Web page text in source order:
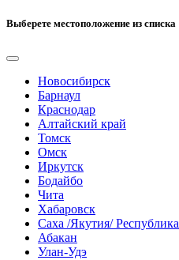
Выберете местоположение из списка
Новосибирск
Барнаул
Краснодар
Алтайский край
Томск
Омск
Иркутск
Бодайбо
Чита
Хабаровск
Саха /Якутия/ Республика
Абакан
Улан-Удэ